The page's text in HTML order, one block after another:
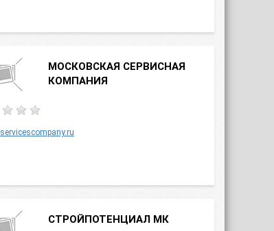
МОСКОВСКАЯ СЕРВИСНАЯ
КОМПАНИЯ
servicescompany.ru
СТРОЙПОТЕНЦИАЛ МК